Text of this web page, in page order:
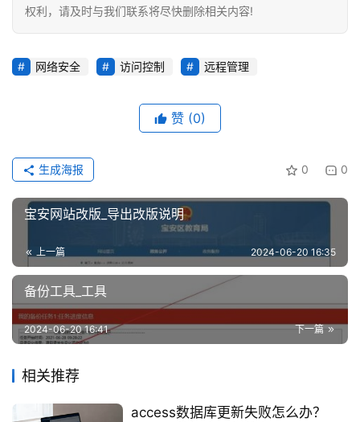
权利，请及时与我们联系将尽快删除相关内容!
网络安全 访问控制 远程管理
赞 (0)
0 0
生成海报
宝安网站改版_导出改版说明
上一篇 2024-06-20 16:35
备份工具_工具
下一篇
2024-06-20 16:41
相关推荐
access数据库更新失败怎么办？